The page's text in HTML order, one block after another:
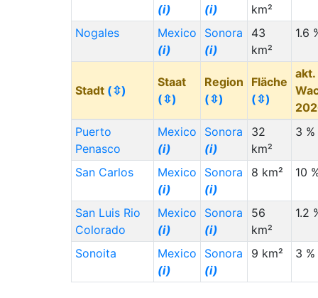
(i)
(i)
km²
Nogales
Mexico
(i)
Sonora
(i)
43
km²
1.6
Stadt (⇳)
Staat
(⇳)
Region
(⇳)
Fläche
(⇳)
akt.
Puerto
Penasco
Mexico
(i)
Sonora
(i)
32
km²
3 %
San Carlos
Mexico
(i)
Sonora
(i)
8 km² 10
San Luis Rio
Colorado
Mexico
(i)
Sonora
(i)
56
km²
1.2
Sonoita
Mexico
(i)
Sonora
(i)
9 km² 3 %